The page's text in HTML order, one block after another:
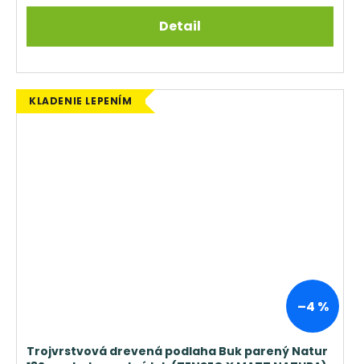
Detail
KLADENIE LEPENÍM
–4 %
Trojvrstvová drevená podlaha Buk parený Natur